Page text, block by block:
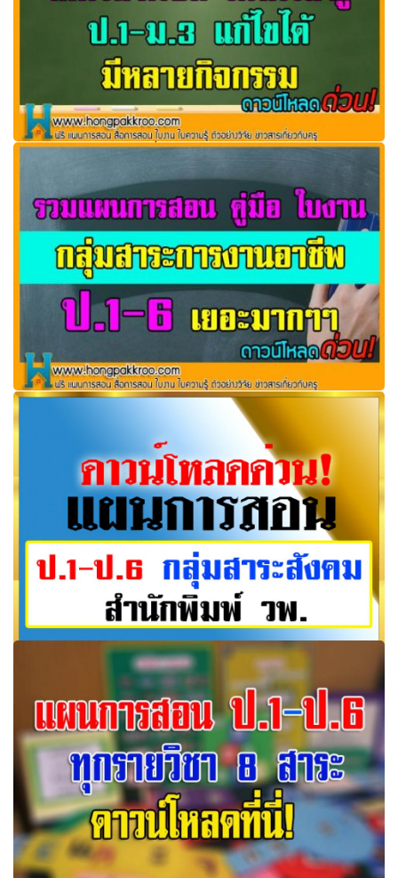
กิจกรรมลดเวลาเรียน เพิ่มเวลารู้ ป.1-ม.3 แก้ไขได้ มีหลาย
รวมแผนการสอน คู่มือ ใบงาน กลุ่มสาระการงานอาชีพ ป.1-6
เยอะมากๆๆ
แผนการสอนของ วพ. กลุ่มสาระสังคม วพ ป.1-ม.6